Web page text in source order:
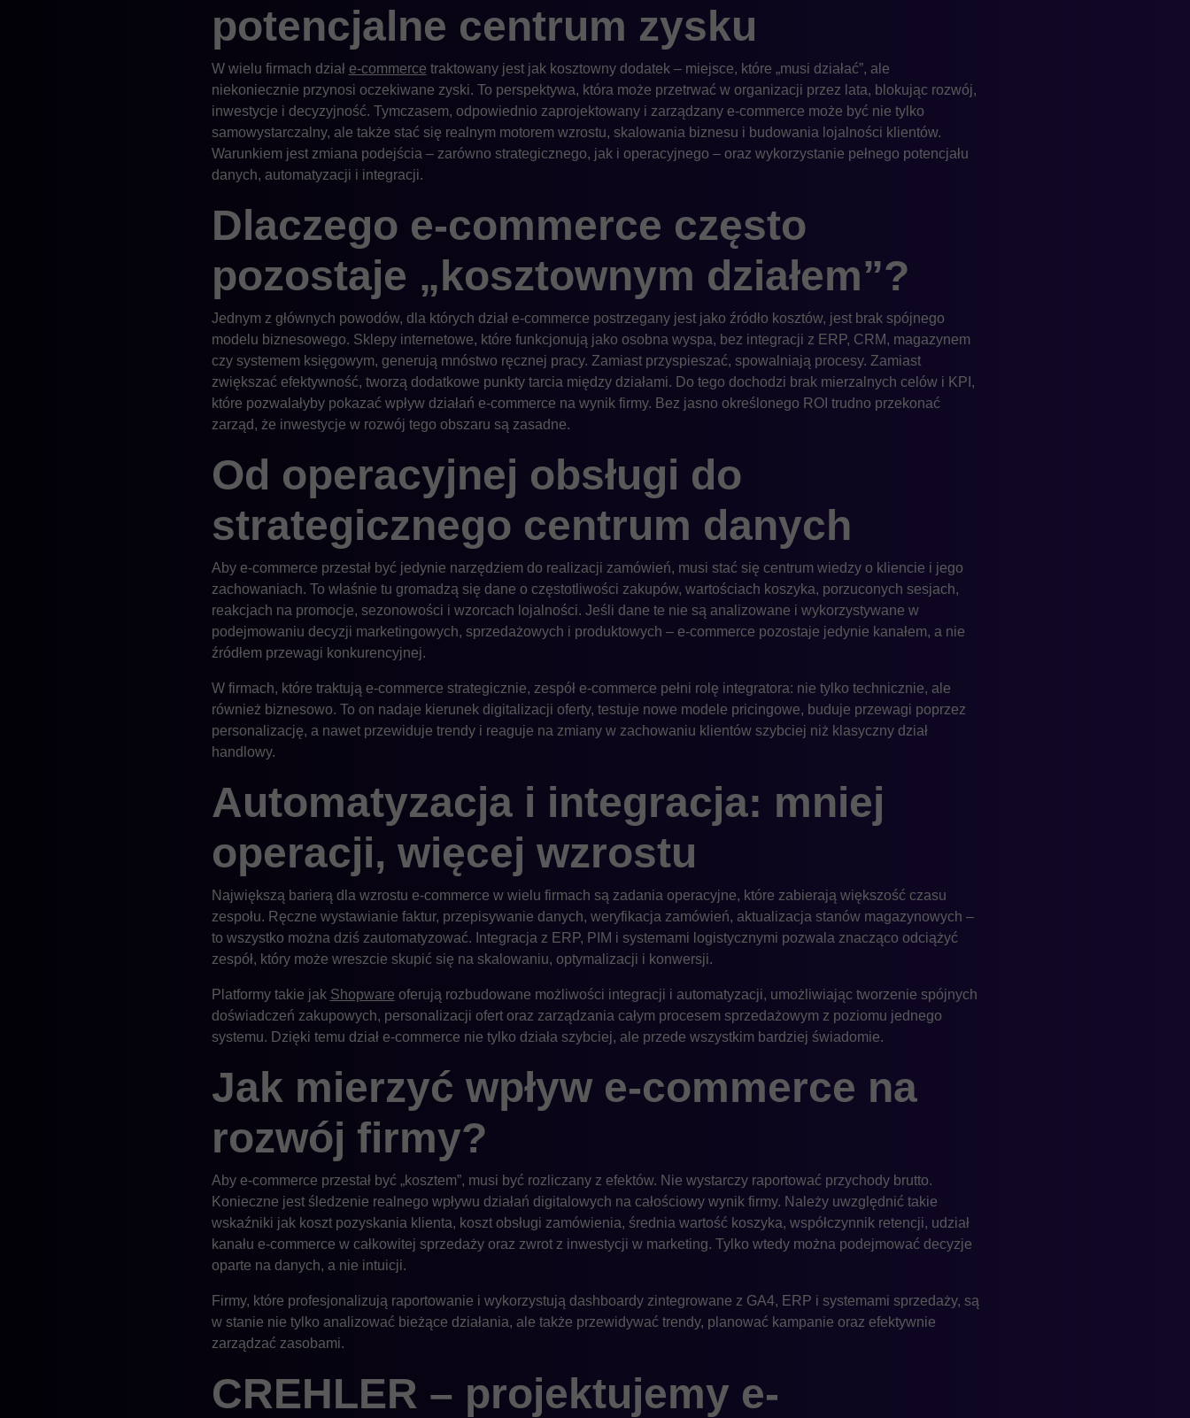
potencjalne centrum zysku
W wielu firmach dział e-commerce traktowany jest jak kosztowny dodatek – miejsce, które „musi działać”, ale
niekoniecznie przynosi oczekiwane zyski. To perspektywa, która może przetrwać w organizacji przez lata, blokując rozwój,
inwestycje i decyzyjność. Tymczasem, odpowiednio zaprojektowany i zarządzany e-commerce może być nie tylko
samowystarczalny, ale także stać się realnym motorem wzrostu, skalowania biznesu i budowania lojalności klientów.
Warunkiem jest zmiana podejścia – zarówno strategicznego, jak i operacyjnego – oraz wykorzystanie pełnego potencjału
danych, automatyzacji i integracji.
Dlaczego e-commerce często
pozostaje „kosztownym działem”?
Jednym z głównych powodów, dla których dział e-commerce postrzegany jest jako źródło kosztów, jest brak spójnego
modelu biznesowego. Sklepy internetowe, które funkcjonują jako osobna wyspa, bez integracji z ERP, CRM, magazynem
czy systemem księgowym, generują mnóstwo ręcznej pracy. Zamiast przyspieszać, spowalniają procesy. Zamiast
zwiększać efektywność, tworzą dodatkowe punkty tarcia między działami. Do tego dochodzi brak mierzalnych celów i KPI,
które pozwalałyby pokazać wpływ działań e-commerce na wynik firmy. Bez jasno określonego ROI trudno przekonać
zarząd, że inwestycje w rozwój tego obszaru są zasadne.
Od operacyjnej obsługi do
strategicznego centrum danych
Aby e-commerce przestał być jedynie narzędziem do realizacji zamówień, musi stać się centrum wiedzy o kliencie i jego
zachowaniach. To właśnie tu gromadzą się dane o częstotliwości zakupów, wartościach koszyka, porzuconych sesjach,
reakcjach na promocje, sezonowości i wzorcach lojalności. Jeśli dane te nie są analizowane i wykorzystywane w
podejmowaniu decyzji marketingowych, sprzedażowych i produktowych – e-commerce pozostaje jedynie kanałem, a nie
źródłem przewagi konkurencyjnej.
W firmach, które traktują e-commerce strategicznie, zespół e-commerce pełni rolę integratora: nie tylko technicznie, ale
również biznesowo. To on nadaje kierunek digitalizacji oferty, testuje nowe modele pricingowe, buduje przewagi poprzez
personalizację, a nawet przewiduje trendy i reaguje na zmiany w zachowaniu klientów szybciej niż klasyczny dział
handlowy.
Automatyzacja i integracja: mniej
operacji, więcej wzrostu
Największą barierą dla wzrostu e-commerce w wielu firmach są zadania operacyjne, które zabierają większość czasu
zespołu. Ręczne wystawianie faktur, przepisywanie danych, weryfikacja zamówień, aktualizacja stanów magazynowych –
to wszystko można dziś zautomatyzować. Integracja z ERP, PIM i systemami logistycznymi pozwala znacząco odciążyć
zespół, który może wreszcie skupić się na skalowaniu, optymalizacji i konwersji.
Platformy takie jak Shopware oferują rozbudowane możliwości integracji i automatyzacji, umożliwiając tworzenie spójnych
doświadczeń zakupowych, personalizacji ofert oraz zarządzania całym procesem sprzedażowym z poziomu jednego
systemu. Dzięki temu dział e-commerce nie tylko działa szybciej, ale przede wszystkim bardziej świadomie.
Jak mierzyć wpływ e-commerce na
rozwój firmy?
Aby e-commerce przestał być „kosztem”, musi być rozliczany z efektów. Nie wystarczy raportować przychody brutto.
Konieczne jest śledzenie realnego wpływu działań digitalowych na całościowy wynik firmy. Należy uwzględnić takie
wskaźniki jak koszt pozyskania klienta, koszt obsługi zamówienia, średnia wartość koszyka, współczynnik retencji, udział
kanału e-commerce w całkowitej sprzedaży oraz zwrot z inwestycji w marketing. Tylko wtedy można podejmować decyzje
oparte na danych, a nie intuicji.
Firmy, które profesjonalizują raportowanie i wykorzystują dashboardy zintegrowane z GA4, ERP i systemami sprzedaży, są
w stanie nie tylko analizować bieżące działania, ale także przewidywać trendy, planować kampanie oraz efektywnie
zarządzać zasobami.
CREHLER – projektujemy e-